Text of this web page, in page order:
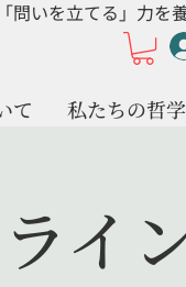
問いを立てる」力を
て 私たちの哲学
イ